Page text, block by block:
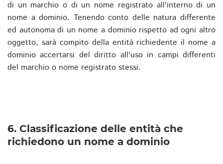
di un marchio o di un nome registrato all'interno di un
nome a dominio. Tenendo conto delle natura differente
ed autonoma di un nome a dominio rispetto ad ogni altro
oggetto, sarà compito della entità richiedente il nome a
dominio accertarsi del diritto all'uso in campi differenti
del marchio o nome registrato stessi.
6. Classificazione delle entità che
richiedono un nome a dominio